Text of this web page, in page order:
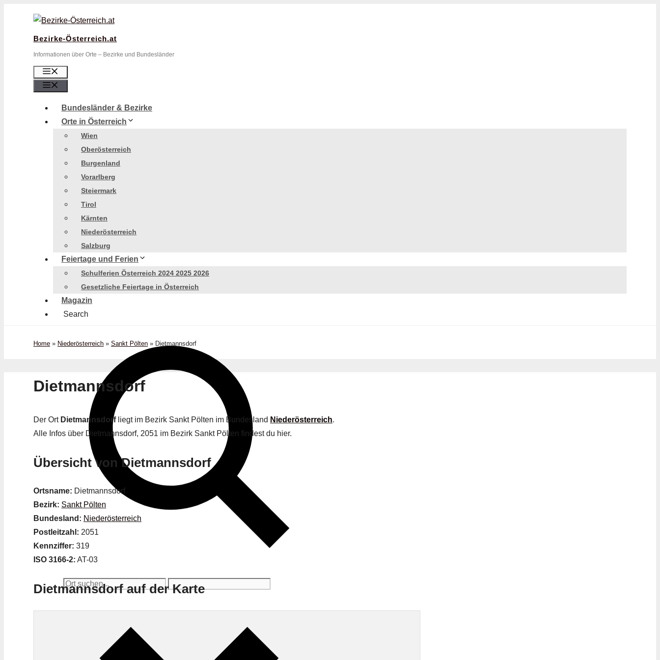
Bezirke-Österreich.at
Informationen über Orte – Bezirke und Bundesländer
Bundesländer & Bezirke
Orte in Österreich
Wien
Oberösterreich
Burgenland
Vorarlberg
Steiermark
Tirol
Kärnten
Niederösterreich
Salzburg
Feiertage und Ferien
Schulferien Österreich 2024 2025 2026
Gesetzliche Feiertage in Österreich
Magazin
Search
Home » Niederösterreich » Sankt Pölten » Dietmannsdorf
Dietmannsdorf
Der Ort Dietmannsdorfliegt im Bezirk Sankt Pölten im Bundesland Niederösterreich.
Alle Infos über Dietmannsdorf, 2051 im Bezirk Sankt Pölten findest du hier.
Übersicht von Dietmannsdorf
Ortsname: Dietmannsdorf
Bezirk: Sankt Pölten
Bundesland: Niederösterreich
Postleitzahl: 2051
Kennziffer: 319
ISO 3166-2: AT-03
Dietmannsdorf auf der Karte